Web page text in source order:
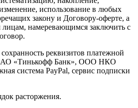
использование в любых
закону и Договору-оферте, а
лицам, намеревающимся заключить с
реквизитов платежной
АО «Тинькофф Банк», ООО НКО
система PayPal, сервис подписки
расторжения.